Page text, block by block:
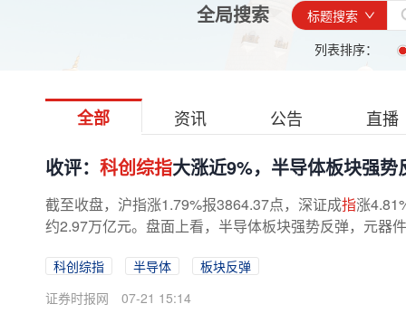
全局搜索
标题搜索
列表排序：
全部 资讯 公告 直播
收评： 科创综指大涨近9%，半导体板块强势
截至收盘，沪指涨1.79%报3864.37点，深证成指涨
约2.97万亿元。盘面上看，半导体板块强势反弹，元器
科创综指 半导体
板块反弹
证券时报网
07-21 15:14